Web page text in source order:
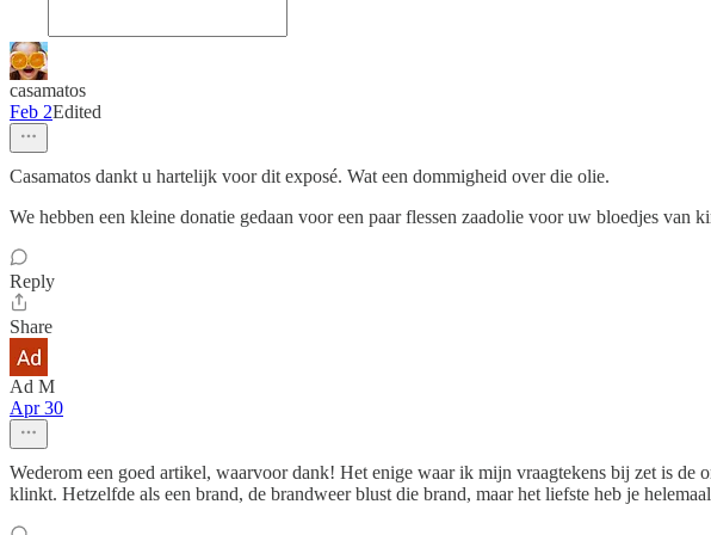
casamatos
Feb 2Edited
Casamatos dankt u hartelijk voor dit exposé. Wat een dommigheid over die olie.
We hebben een kleine donatie gedaan voor een paar flessen zaadolie voor uw bloedjes van
Reply
Share
Ad M
Apr 30
Wederom een goed artikel, waarvoor dank! Het enige waar ik mijn vraagtekens bij zet is
klinkt. Hetzelfde als een brand, de brandweer blust die brand, maar het liefste heb je